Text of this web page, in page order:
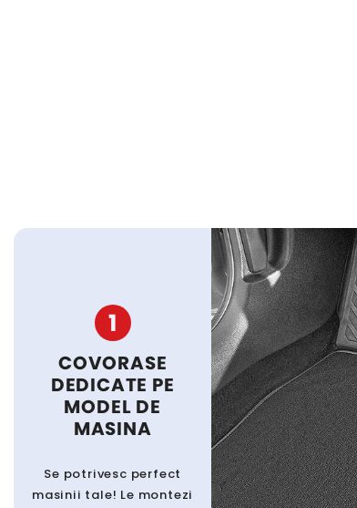
1
COVORASE
DEDICATE PE
MODEL DE
MASINA
Se potrivesc perfect
masinii tale! Le montezi